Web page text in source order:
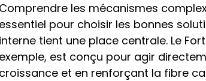
Comprendre les mécanismes
essentiel pour choisir les bonnes
interne tient une place centrale. Le
exemple, est conçu pour agir
croissance et en renforçant la fibre